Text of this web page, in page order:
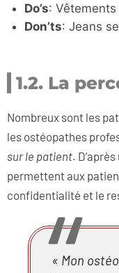
Do’s:
Don’ts: Jeans
1.2. La
Nombreux sont les
les ostéopathes
sur le patient.
permettent aux
confidentialité et le
« Mon